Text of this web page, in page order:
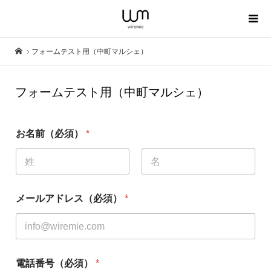
フォームテスト用（中町マルシェ）
フォームテスト用（中町マルシェ）
お名前（必須） *
メールアドレス（必須） *
電話番号（必須） *